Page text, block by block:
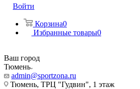
Войти
Корзина0
Избранные товары0
Ваш город
Тюмень
admin@sportzona.ru
Тюмень, ТРЦ "Гудвин", 1 этаж